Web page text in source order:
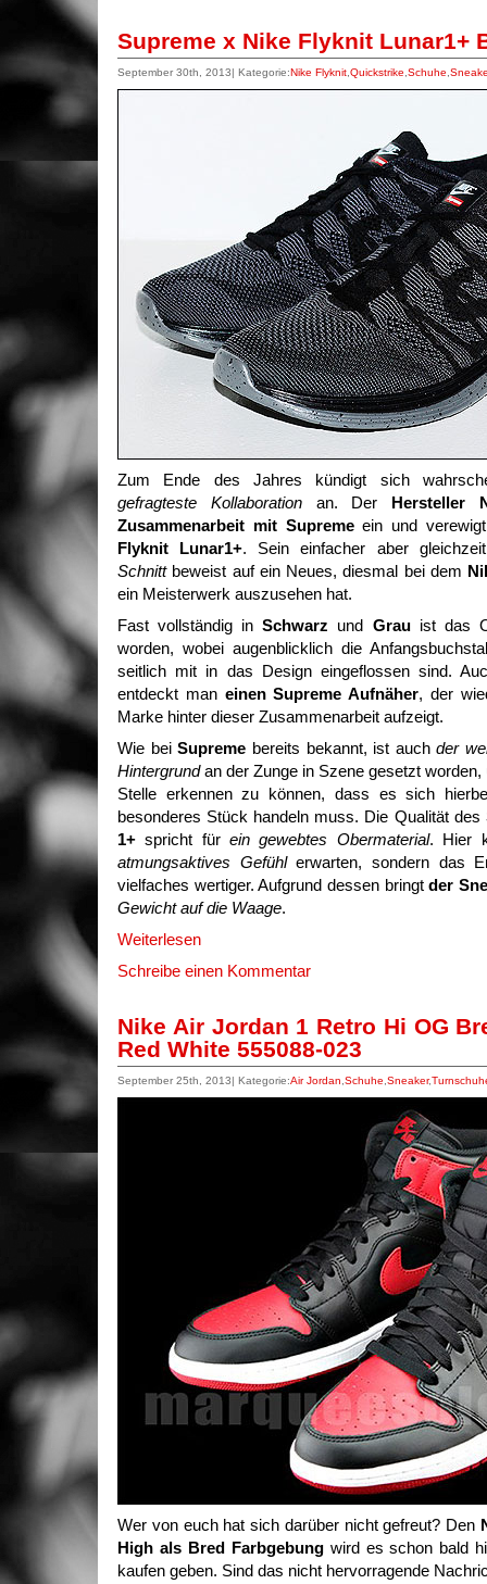
Supreme x Nike Flyknit Lunar1+
September 30th, 2013| Kategorie:Nike Flyknit Quickstrike Schuhe
Zum Ende des Jahres kündigt sich
gefragteste Kollaboration an. Der Hersteller
Zusammenarbeit mit Supremeein und
Flyknit Lunar1+. Sein einfacher aber
Schnittbeweist auf ein Neues, diesmal bei dem
ein Meisterwerk auszusehen hat.
Fast vollständig inSchwarz und Grauist das
worden, wobei augenblicklich die
seitlich mit in das Design eingeflossen sind.
entdeckt man einen Supreme Aufnäher, der
Marke hinter dieser Zusammenarbeit aufzeigt.
Wie beiSupreme bereits bekannt, ist auchder
Hintergrundan der Zunge in Szene gesetzt
Stelle erkennen zu können, dass es sich
besonderes Stück handeln muss. Die Qualität des
1+ spricht fürein gewebtes Obermaterial. Hier
atmungsaktives Gefühlerwarten, sondern das
vielfaches wertiger. Aufgrund dessen bringtder
Gewicht auf die Waage.
Weiterlesen
Schreibe einen Kommentar
Nike Air Jordan 1 Retro Hi OG
Red White 555088-023
September 25th, 2013| Kategorie:Air Jordan Schuhe Sneaker,
Wer von euch hat sich darüber nicht gefreut? Den
High als Bred Farbgebungwird es schon bald
kaufen geben. Sind das nicht hervorragende